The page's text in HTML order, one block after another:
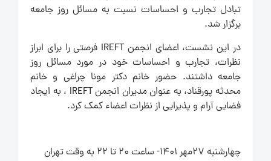
تبادل تجارب و احساسات نسبت به مسائل روز جامعه
برگزار شد.
در این نشست، اعضای انجمن IREFT فرصتی را برای ابراز
نظرات، تجارب و احساسات خود در مورد مسائل روز
جامعه داشتند. حضور خانم دکتر مونا چراغی و خانم
محدثه پورقناد، به عنوان مدیران انجمن IREFT ، به ایجاد
فضایی آرام و پذیرایی از نظرات اعضاء کمک کرد.
چهارشنبه 27مهر 1401- ساعت 20 تا 22 به وقت تهران